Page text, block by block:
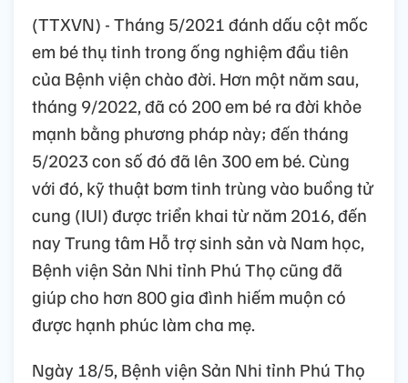
(TTXVN) - Tháng 5/2021 đánh dấu cột mốc
em bé thụ tinh trong ống nghiệm đầu tiên
của Bệnh viện chào đời. Hơn một năm sau,
tháng 9/2022, đã có 200 em bé ra đời khỏe
mạnh bằng phương pháp này; đến tháng
5/2023 con số đó đã lên 300 em bé. Cùng
với đó, kỹ thuật bơm tinh trùng vào buồng tử
cung (IUI) được triển khai từ năm 2016, đến
nay Trung tâm Hỗ trợ sinh sản và Nam học,
Bệnh viện Sản Nhi tỉnh Phú Thọ cũng đã
giúp cho hơn 800 gia đình hiếm muộn có
được hạnh phúc làm cha mẹ.
Ngày 18/5, Bệnh viện Sản Nhi tỉnh Phú Thọ